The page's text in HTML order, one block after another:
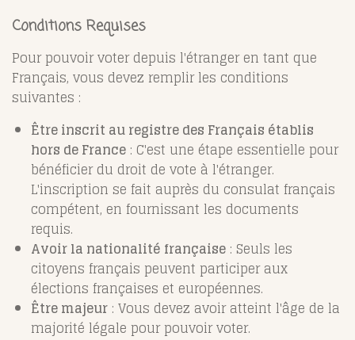
Conditions Requises
Pour pouvoir voter depuis l'étranger en tant que
Français, vous devez remplir les conditions
suivantes :
Être inscrit au registre des Français établis
hors de France : C'est une étape essentielle pour
bénéficier du droit de vote à l'étranger.
L'inscription se fait auprès du consulat français
compétent, en fournissant les documents
requis.
Avoir la nationalité française : Seuls les
citoyens français peuvent participer aux
élections françaises et européennes.
Être majeur : Vous devez avoir atteint l'âge de la
majorité légale pour pouvoir voter.